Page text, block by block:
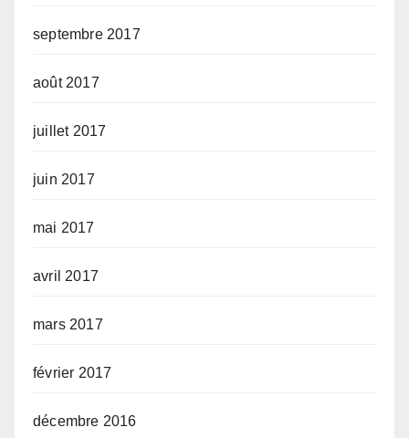
septembre 2017
août 2017
juillet 2017
juin 2017
mai 2017
avril 2017
mars 2017
février 2017
décembre 2016